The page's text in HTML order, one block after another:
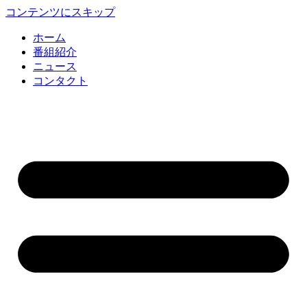
コンテンツにスキップ
ホーム
番組紹介
ニュース
コンタクト